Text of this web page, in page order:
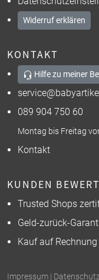
Widerruf erklären
KONTAKT
Hilfe zu meiner
089 904 750 60
Montag bis Freitag
Kontakt
KUNDEN
Trusted Shops
Geld-zurück-
Kauf auf
Impressum |